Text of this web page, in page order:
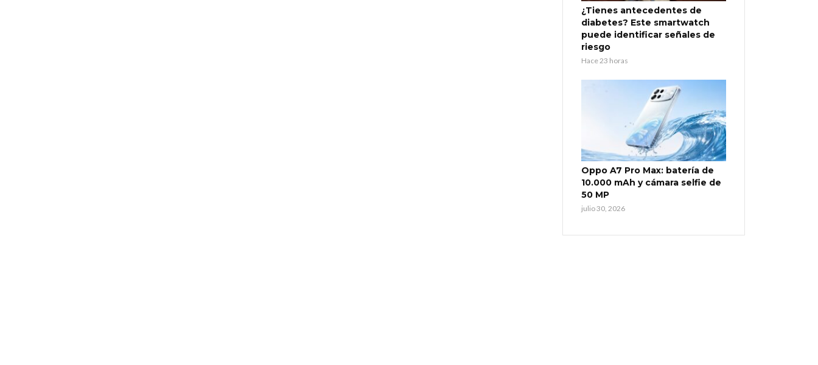
¿Tienes antecedentes de
diabetes? Este smartwatch
puede identificar señales de
riesgo
Hace 23 horas
Oppo A7 Pro Max: batería de
10.000 mAh y cámara selfie de
50 MP
julio 30, 2026